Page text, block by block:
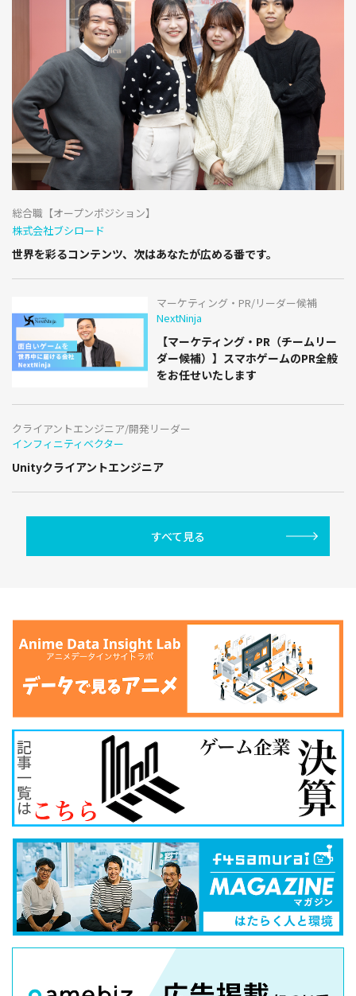
総合職【オープンポジション】
株式会社ブシロード
世界を彩るコンテンツ、次はあなたが広める番です。
マーケティング・PR/リーダー候補
NextNinja
【マーケティング・PR（チームリー
ダー候補）】スマホゲームのPR全般
をお任せいたします
クライアントエンジニア/開発リーダー
インフィニティベクター
Unityクライアントエンジニア
すべて見る